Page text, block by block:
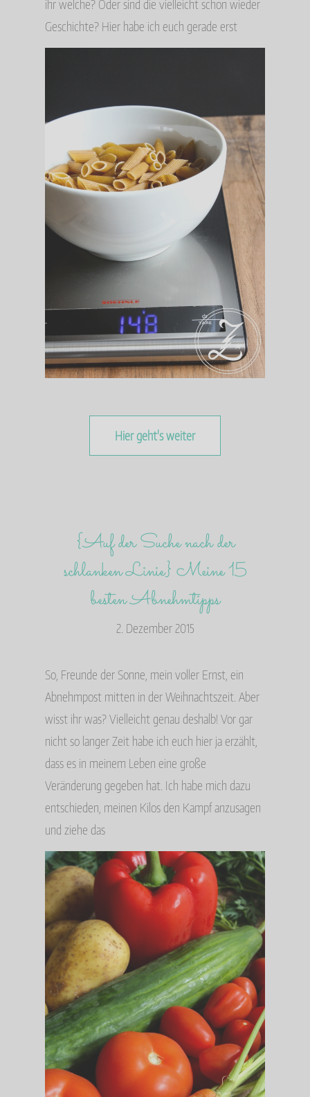
ihr welche? Oder sind die vielleicht schon wieder
Geschichte? Hier habe ich euch gerade erst
Hier geht's weiter
{Auf der Suche nach der
schlanken Linie} Meine 15
besten Abnehmtipps
2. Dezember 2015
So, Freunde der Sonne, mein voller Ernst, ein
Abnehmpost mitten in der Weihnachtszeit. Aber
wisst ihr was? Vielleicht genau deshalb! Vor gar
nicht so langer Zeit habe ich euch hier ja erzählt,
dass es in meinem Leben eine große
Veränderung gegeben hat. Ich habe mich dazu
entschieden, meinen Kilos den Kampf anzusagen
und ziehe das